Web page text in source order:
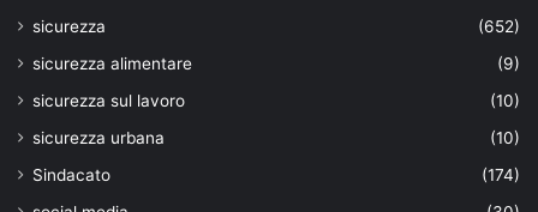
sicurezza
(652)
sicurezza alimentare
(9)
sicurezza sul lavoro
(10)
sicurezza urbana
(10)
Sindacato
(174)